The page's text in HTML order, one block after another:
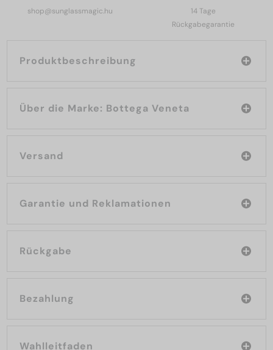
shop@sunglassmagic.hu
14 Tage
Rückgabegarantie
Produktbeschreibung
Über die Marke: Bottega Veneta
Versand
Garantie und Reklamationen
Rückgabe
Bezahlung
Wahlleitfaden